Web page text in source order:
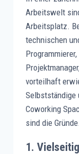
Arbeitswelt
Arbeitsplatz.
technischen
vorteilhaft
Selbstständige
Coworking
sind die Gründe.
1.